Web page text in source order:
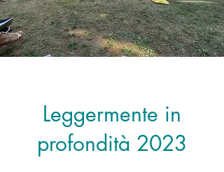
Leggermente in
profondità 2023